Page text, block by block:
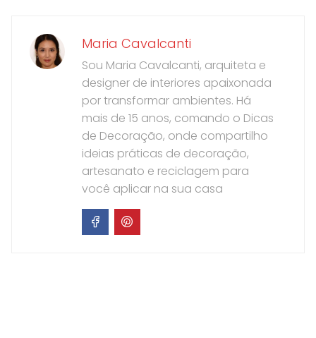
Maria Cavalcanti
Sou Maria Cavalcanti, arquiteta e
designer de interiores apaixonada
por transformar ambientes. Há
mais de 15 anos, comando o Dicas
de Decoração, onde compartilho
ideias práticas de decoração,
artesanato e reciclagem para
você aplicar na sua casa